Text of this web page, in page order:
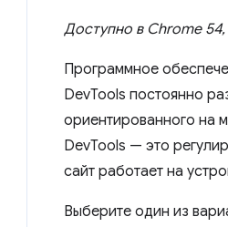
Доступно в Chrome
Программное
DevTools постоянно
ориентированного на
DevTools — это
сайт работает на
Выберите один из